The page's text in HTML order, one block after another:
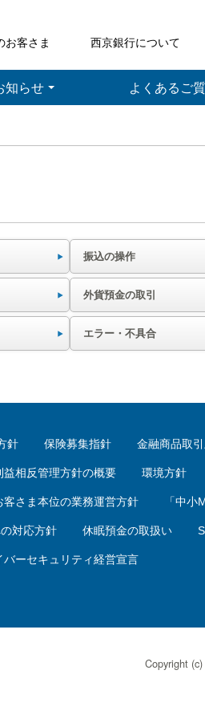
お客さま 西京銀行について
知らせ よくあるご
振込の操作
外貨預金の取引
エラー・不具合
針 保険募集指針 金融商品取
益相反管理方針の概要 環境方針
客さま本位の業務運営方針 「中
対応方針 休眠預金の取扱い
バーセキュリティ経営宣言
Copyright